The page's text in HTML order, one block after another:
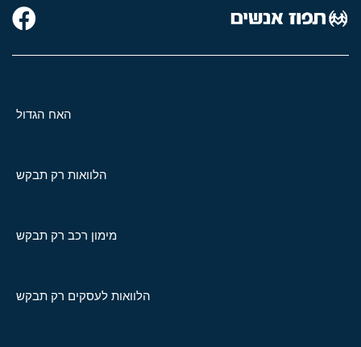
האח הגדול
הלוואות רק תבקש
מימון רכב רק תבקש
הלוואות לעסקים רק תבקש